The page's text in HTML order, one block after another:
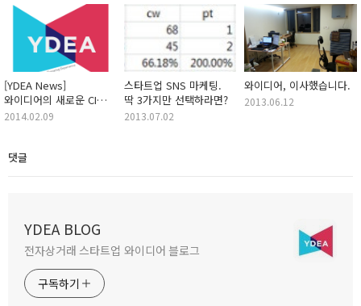
[YDEA News]
와이디어의 새로운 CI를
소개합니다.
2014.02.09
스타트업 SNS 마케팅.
딱 3가지만 선택하라면?
2013.07.02
와이디어, 이사했습니다.
2013.06.12
댓글
YDEA BLOG
전자상거래 스타트업 와이디어 블로그
구독하기